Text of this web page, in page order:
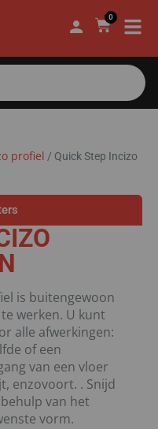
0
profiel / Quick Step Incizo
is buitengewoon
werken. U kunt
alle afwerkingen:
of een
van een vloer
enzovoort. . Snijd
van het
vorm.